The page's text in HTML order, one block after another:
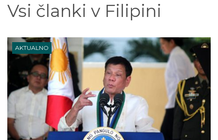
Vsi članki v Filipini
AKTUALNO